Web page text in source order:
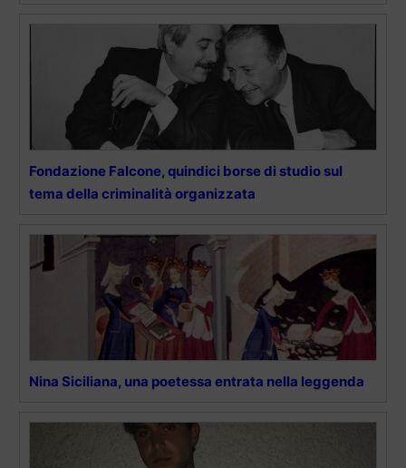
Fondazione Falcone, quindici borse di studio sul
tema della criminalità organizzata
Nina Siciliana, una poetessa entrata nella leggenda